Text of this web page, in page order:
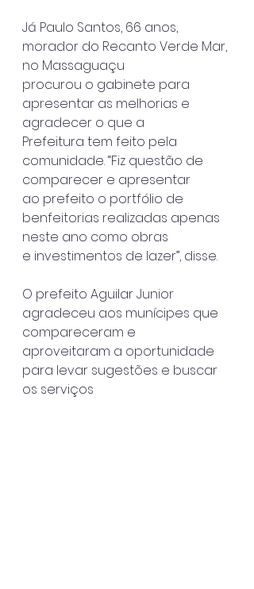
Já Paulo Santos, 66 anos,
morador do Recanto Verde Mar,
no Massaguaçu
procurou o gabinete para
apresentar as melhorias e
agradecer o que a
Prefeitura tem feito pela
comunidade. “Fiz questão de
comparecer e apresentar
ao prefeito o portfólio de
benfeitorias realizadas apenas
neste ano como obras
e investimentos de lazer”, disse.
O prefeito Aguilar Junior
agradeceu aos munícipes que
compareceram e
aproveitaram a oportunidade
para levar sugestões e buscar
os serviços